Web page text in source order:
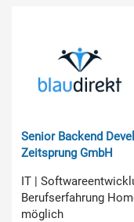
Senior Backend
Zeitsprung GmbH
IT |
Berufserfahrung
möglich